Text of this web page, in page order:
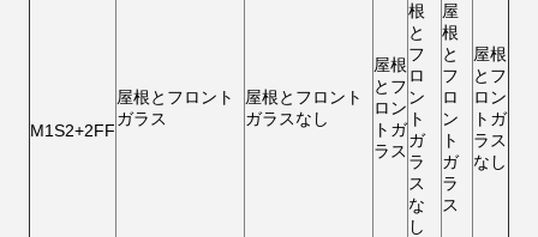
M1S2+2FF
屋根とフロント
ガラス
屋根とフロント
ガラスなし
屋根
とフ
ロン
トガ
ラス
根
と
フ
ロ
ン
ト
ガ
ラ
ス
な
し
屋
根
と
フ
ロ
ン
ト
ガ
ラ
ス
屋根
とフ
ロン
トガ
ラス
なし